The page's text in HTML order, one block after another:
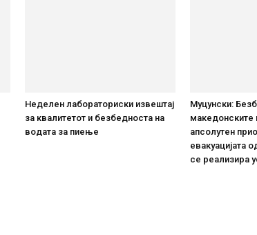
Неделен лабораториски извештај
за квалитетот и безбедноста на
водата за пиење
Муцунски:
македонските
апсолутен
евакуацијата
се реализира